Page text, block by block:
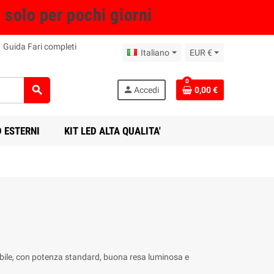
solo per pochi giorni
Guida Fari completi
Italiano EUR €
search person Accedi
0
0,00 €
ESTERNI KIT LED ALTA QUALITA'
con potenza standard, buona resa luminosa e